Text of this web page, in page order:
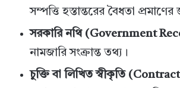
সম্পত্তি হস্তান্তরের বৈধতা প্রমাণের
সরকারি নথি (Government
নামজারি সংক্রান্ত তথ্য।
চুক্তি বা লিখিত স্বীকৃতি